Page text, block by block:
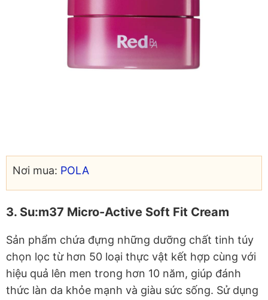
Nơi mua: POLA
3. Su:m37 Micro-Active Soft Fit Cream
Sản phẩm chứa đựng những dưỡng chất tinh túy
chọn lọc từ hơn 50 loại thực vật kết hợp cùng với
hiệu quả lên men trong hơn 10 năm, giúp đánh
thức làn da khỏe mạnh và giàu sức sống. Sử dụng